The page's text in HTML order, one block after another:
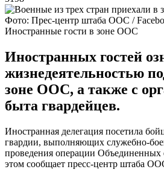
Фото: Прес-центр штаба ООС /
Иностранные гости в зоне ООС
Иностранных гостей
жизнедеятельностью
зоне ООС, а также с
быта гвардейцев.
Иностранная делегация посетила
гвардии, выполняющих служебно-
проведения операции Объединенных
этом сообщает пресс-центр штаба